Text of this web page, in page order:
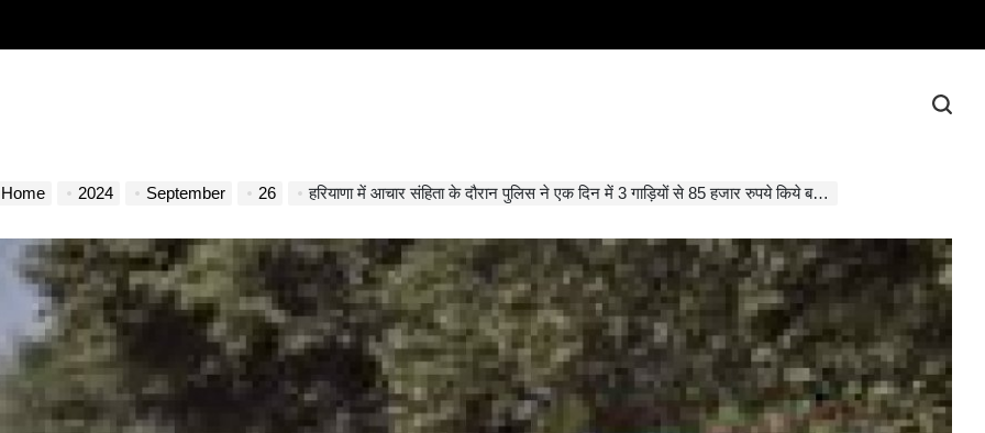
Home 2024 September 26 हरियाणा में आचार संहिता के दौरान पुलिस ने एक दिन में 3 गाड़ियों से 85 हजार रुपये किये बरामद